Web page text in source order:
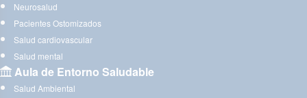
Neurosalud
Pacientes Ostomizados
Salud cardiovascular
Salud mental
Aula de Entorno Saludable
Salud Ambiental